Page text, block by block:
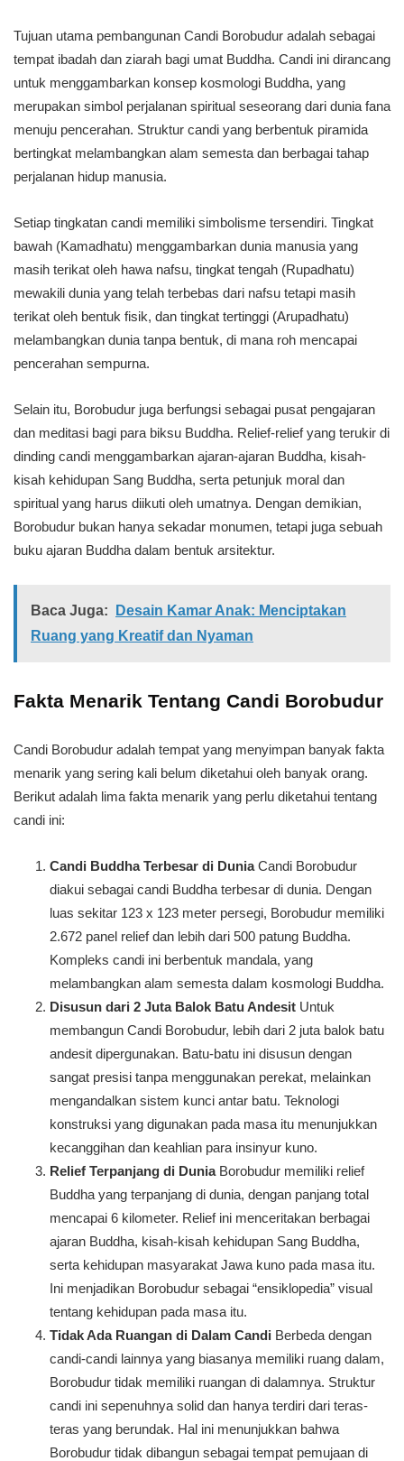
Tujuan utama pembangunan Candi Borobudur adalah sebagai
tempat ibadah dan ziarah bagi umat Buddha. Candi ini dirancang
untuk menggambarkan konsep kosmologi Buddha, yang
merupakan simbol perjalanan spiritual seseorang dari dunia fana
menuju pencerahan. Struktur candi yang berbentuk piramida
bertingkat melambangkan alam semesta dan berbagai tahap
perjalanan hidup manusia.
Setiap tingkatan candi memiliki simbolisme tersendiri. Tingkat
bawah (Kamadhatu) menggambarkan dunia manusia yang
masih terikat oleh hawa nafsu, tingkat tengah (Rupadhatu)
mewakili dunia yang telah terbebas dari nafsu tetapi masih
terikat oleh bentuk fisik, dan tingkat tertinggi (Arupadhatu)
melambangkan dunia tanpa bentuk, di mana roh mencapai
pencerahan sempurna.
Selain itu, Borobudur juga berfungsi sebagai pusat pengajaran
dan meditasi bagi para biksu Buddha. Relief-relief yang terukir di
dinding candi menggambarkan ajaran-ajaran Buddha, kisah-
kisah kehidupan Sang Buddha, serta petunjuk moral dan
spiritual yang harus diikuti oleh umatnya. Dengan demikian,
Borobudur bukan hanya sekadar monumen, tetapi juga sebuah
buku ajaran Buddha dalam bentuk arsitektur.
Baca Juga:
Desain Kamar Anak: Menciptakan
Ruang yang Kreatif dan Nyaman
Fakta Menarik Tentang Candi Borobudur
Candi Borobudur adalah tempat yang menyimpan banyak fakta
menarik yang sering kali belum diketahui oleh banyak orang.
Berikut adalah lima fakta menarik yang perlu diketahui tentang
candi ini:
Candi Buddha Terbesar di DuniaCandi Borobudur
diakui sebagai candi Buddha terbesar di dunia. Dengan
luas sekitar 123 x 123 meter persegi, Borobudur memiliki
2.672 panel relief dan lebih dari 500 patung Buddha.
Kompleks candi ini berbentuk mandala, yang
melambangkan alam semesta dalam kosmologi Buddha.
Disusun dari 2 Juta Balok Batu Andesit Untuk
membangun Candi Borobudur, lebih dari 2 juta balok batu
andesit dipergunakan. Batu-batu ini disusun dengan
sangat presisi tanpa menggunakan perekat, melainkan
mengandalkan sistem kunci antar batu. Teknologi
konstruksi yang digunakan pada masa itu menunjukkan
kecanggihan dan keahlian para insinyur kuno.
Relief Terpanjang di DuniaBorobudur memiliki relief
Buddha yang terpanjang di dunia, dengan panjang total
mencapai 6 kilometer. Relief ini menceritakan berbagai
ajaran Buddha, kisah-kisah kehidupan Sang Buddha,
serta kehidupan masyarakat Jawa kuno pada masa itu.
Ini menjadikan Borobudur sebagai “ensiklopedia” visual
tentang kehidupan pada masa itu.
Tidak Ada Ruangan di Dalam Candi Berbeda dengan
candi-candi lainnya yang biasanya memiliki ruang dalam,
Borobudur tidak memiliki ruangan di dalamnya. Struktur
candi ini sepenuhnya solid dan hanya terdiri dari teras-
teras yang berundak. Hal ini menunjukkan bahwa
Borobudur tidak dibangun sebagai tempat pemujaan di